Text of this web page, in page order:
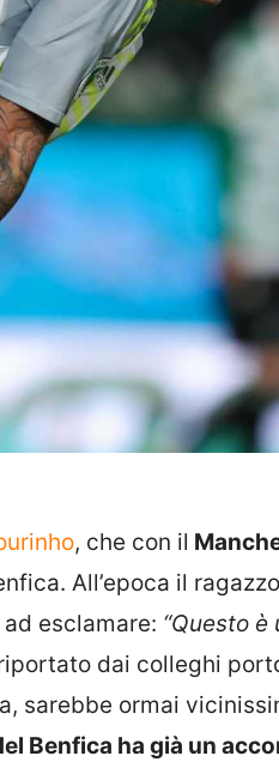
, che con il
All’epoca il
esclamare: “Questo
dai colleghi
sarebbe ormai
Benfica ha già un